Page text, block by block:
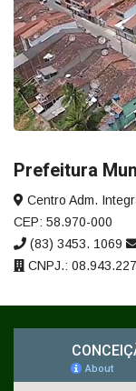
Prefeitura
Centro Adm.
CEP: 58.970-000
(83) 3453. 1069
CNPJ.: